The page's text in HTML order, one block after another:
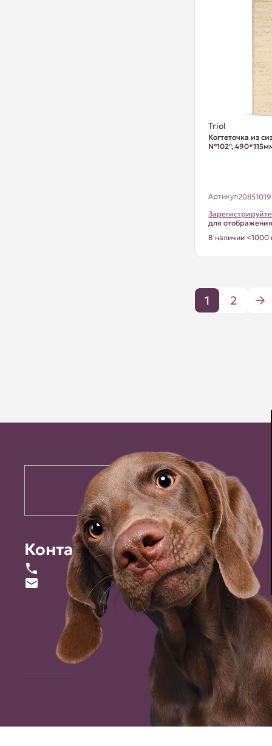
Triol
Когтеточка из
№102",
Артикул20851019
для
В наличии <1000
1 2
Контакты